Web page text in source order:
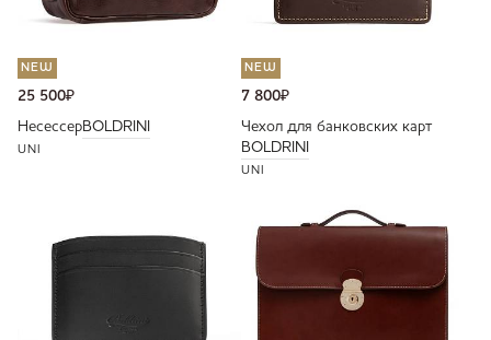
NEW
25 500₽
НесессерBOLDRINI
UNI
NEW
7 800₽
Чехол для банковских карт
BOLDRINI
UNI